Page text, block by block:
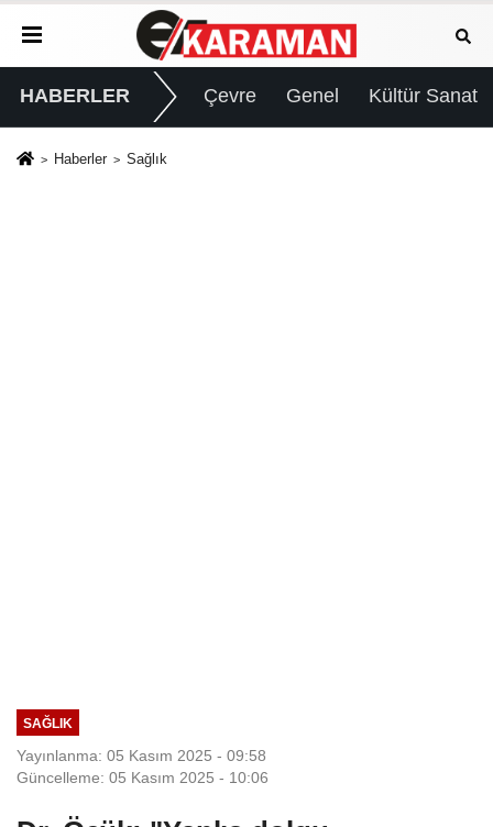
HABERLER Çevre Genel Kültür Sanat
Haberler Sağlık
SAĞLIK
Yayınlanma: 05 Kasım 2025 - 09:58
Güncelleme: 05 Kasım 2025 - 10:06